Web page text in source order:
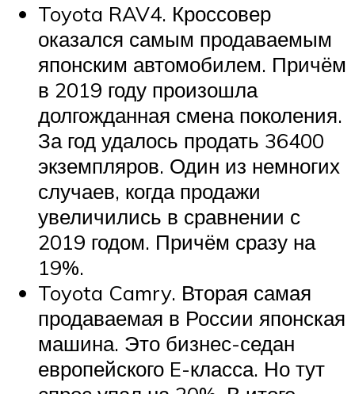
Toyota RAV4. Кроссовер
оказался самым продаваемым
японским автомобилем. Причём
в 2019 году произошла
долгожданная смена поколения.
За год удалось продать 36400
экземпляров. Один из немногих
случаев, когда продажи
увеличились в сравнении с
2019 годом. Причём сразу на
19%.
Toyota Camry. Вторая самая
продаваемая в России японская
машина. Это бизнес-седан
европейского E-класса. Но тут